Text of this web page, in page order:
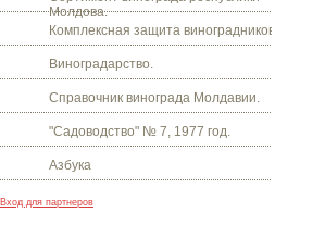
Молдова.
Комплексная защита виноградников.
Виноградарство.
Справочник винограда Молдавии.
"Садоводство" № 7, 1977 год.
Азбука
Вход для партнеров